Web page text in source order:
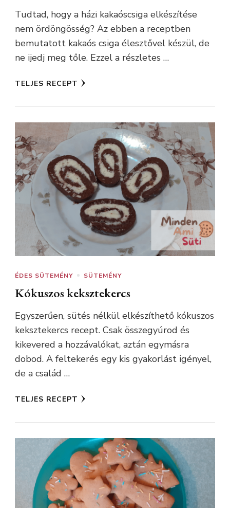
Tudtad, hogy a házi kakaóscsiga elkészítése
nem ördöngösség? Az ebben a receptben
bemutatott kakaós csiga élesztővel készül, de
ne ijedj meg tőle. Ezzel a részletes …
TELJES RECEPT
ÉDES SÜTEMÉNY SÜTEMÉNY
Kókuszos keksztekercs
Egyszerűen, sütés nélkül elkészíthető kókuszos
keksztekercs recept. Csak összegyúrod és
kikevered a hozzávalókat, aztán egymásra
dobod. A feltekerés egy kis gyakorlást igényel,
de a család …
TELJES RECEPT